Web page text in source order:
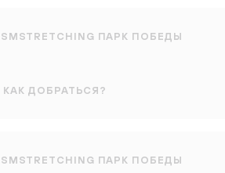
SMSTRETCHING ПАРК ПОБЕДЫ
КАК ДОБРАТЬСЯ?
SMSTRETCHING ПАРК ПОБЕДЫ